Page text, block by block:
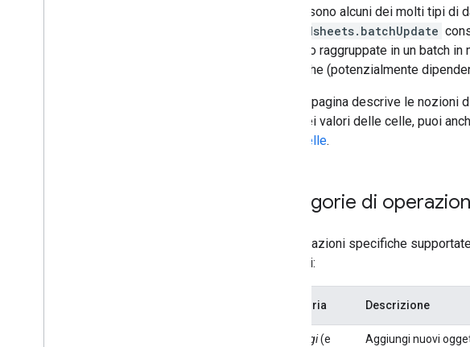
Questi sono alcuni dei molti tipi
spreadsheets.batchUpdate
vengono raggruppate in un batch
modifiche (potenzialmente
Questa pagina descrive le
i dati dei valori delle celle, puoi
delle celle.
Categorie di
Le operazioni specifiche
generali:
Categoria Descrizione
Aggiungi(e
Aggiungi nuovi